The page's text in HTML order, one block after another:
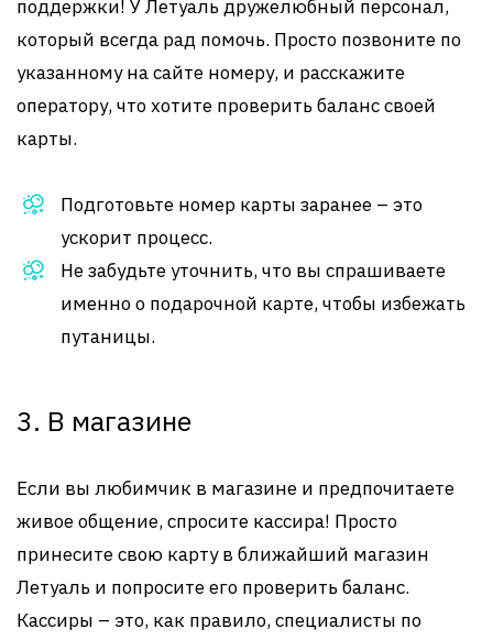
поддержки! У Летуаль дружелюбный персонал,
который всегда рад помочь. Просто позвоните по
указанному на сайте номеру, и расскажите
оператору, что хотите проверить баланс своей
карты.
Подготовьте номер карты заранее – это
ускорит процесс.
Не забудьте уточнить, что вы спрашиваете
именно о подарочной карте, чтобы избежать
путаницы.
3. В магазине
Если вы любимчик в магазине и предпочитаете
живое общение, спросите кассира! Просто
принесите свою карту в ближайший магазин
Летуаль и попросите его проверить баланс.
Кассиры – это, как правило, специалисты по